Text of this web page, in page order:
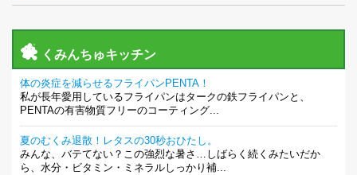
くみんちゅキッチン
体の炎症を減らせるフライパンPENTA！
私が長年愛用しているフライパンはタークの鉄フライパンと、
PENTAの有害物質フリーのコーティング...
夏のむくみ退散！レタスの30秒おひたし。
みんな、バテてない？この強烈な暑さ…しばらく続くみたいだか
ら、水分・ビタミン・ミネラルしっかり補...